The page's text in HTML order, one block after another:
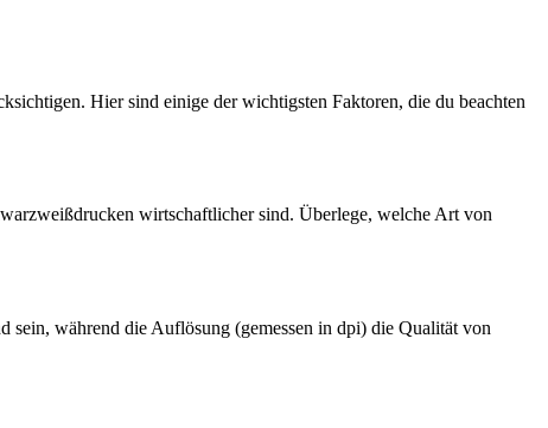
Hier sind einige der wichtigsten Faktoren, die du beachten
wirtschaftlicher sind. Überlege, welche Art von
während die Auflösung (gemessen in dpi) die Qualität von